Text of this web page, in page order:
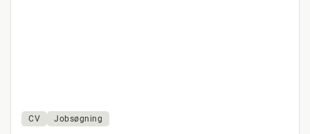
CV Jobsøgning